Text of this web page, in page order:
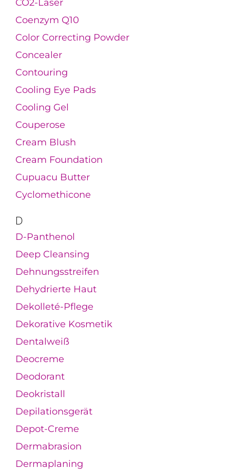
CO2-Laser
Coenzym Q10
Color Correcting Powder
Concealer
Contouring
Cooling Eye Pads
Cooling Gel
Couperose
Cream Blush
Cream Foundation
Cupuacu Butter
Cyclomethicone
D
D-Panthenol
Deep Cleansing
Dehnungsstreifen
Dehydrierte Haut
Dekolleté-Pflege
Dekorative Kosmetik
Dentalweiß
Deocreme
Deodorant
Deokristall
Depilationsgerät
Depot-Creme
Dermabrasion
Dermaplaning